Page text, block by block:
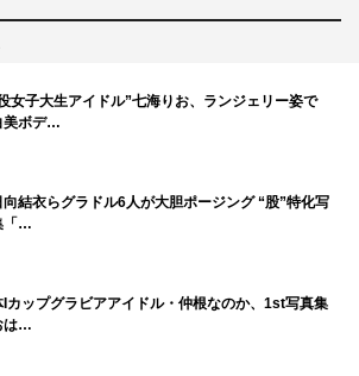
いただける存在になれるよう成長して
からも引き続き応援よろしくお願いし
写真◎市川秀明
女子大生アイドル”七海りお、ランジェリー姿で
美ボデ…
向結衣らグラドル6人が大胆ポージング “股”特化写
「…
Iカップグラビアアイドル・仲根なのか、1st写真集
は…